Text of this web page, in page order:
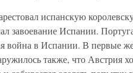
испанскую
завоевание Испании.
война в Испании. В первые
также, что Австрия